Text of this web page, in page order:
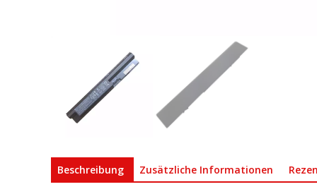
Beschreibung Zusätzliche Informationen